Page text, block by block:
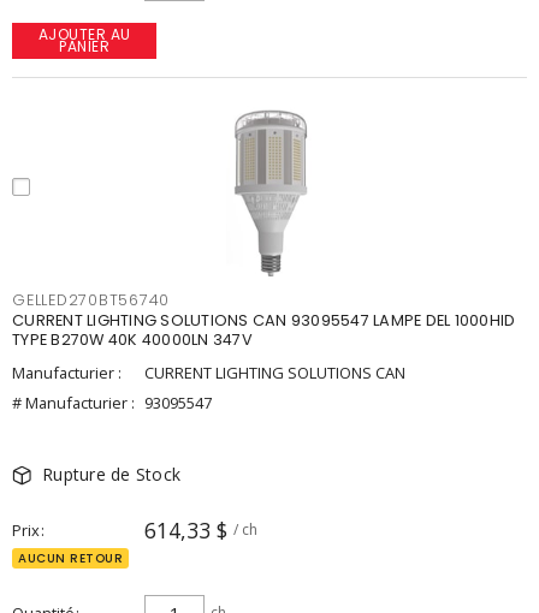
AJOUTER AU
PANIER
GELLED270BT56740
CURRENT LIGHTING SOLUTIONS CAN 93095547 LAMPE DEL 1000HID
TYPE B270W 40K 40000LN 347V
Manufacturier :
CURRENT LIGHTING SOLUTIONS CAN
# Manufacturier : 93095547
Rupture de Stock
Prix 614,33 $ / ch
AUCUN RETOUR